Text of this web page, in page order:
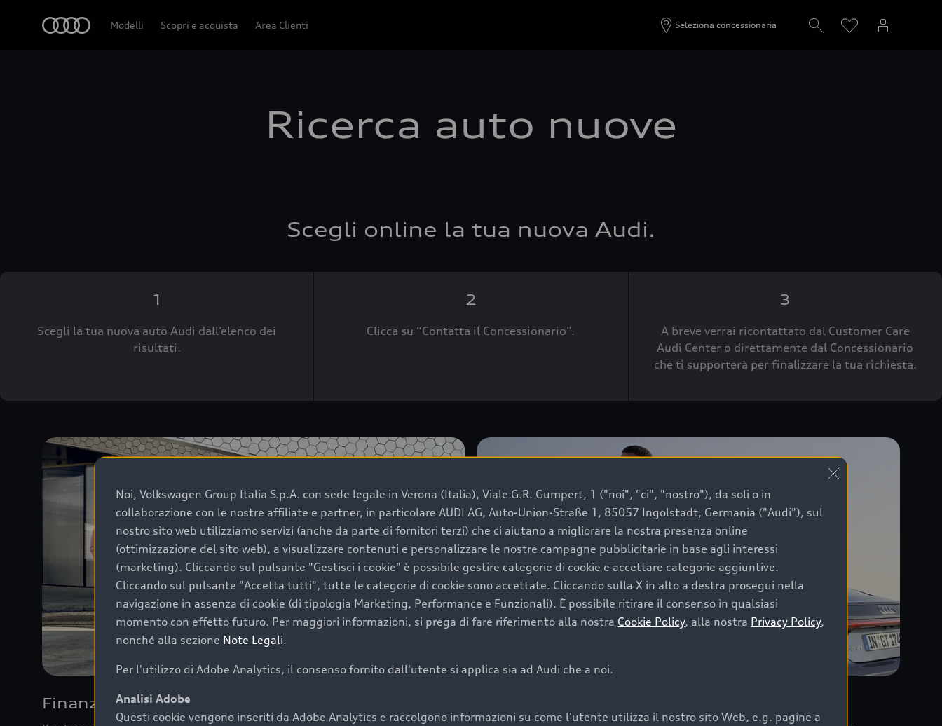
Modelli Scopri e acquista Area Clienti Seleziona concessionaria
Ricerca auto nuove
Scegli online la tua nuova Audi.
1
Scegli la tua nuova auto Audi dall’elenco dei
risultati.
2
Clicca su “Contatta il Concessionario”.
3
A breve verrai ricontattato dal Customer Care
Audi Center o direttamente dal Concessionario
che ti supporterà per finalizzare la tua richiesta.
Finanziare la tua Audi
Noi, Volkswagen Group Italia S.p.A. con sede legale in Verona (Italia), Viale G.R. Gumpert, 1 ("noi", "ci", "nostro"), da soli o in
collaborazione con le nostre affiliate e partner, in particolare AUDI AG, Auto-Union-Straße 1, 85057 Ingolstadt, Germania ("Audi"), sul
nostro sito web utilizziamo servizi (anche da parte di fornitori terzi) che ci aiutano a migliorare la nostra presenza online
(ottimizzazione del sito web), a visualizzare contenuti e personalizzare le nostre campagne pubblicitarie in base agli interessi
(marketing). Cliccando sul pulsante "Gestisci i cookie" è possibile gestire categorie di cookie e accettare categorie aggiuntive.
Cliccando sul pulsante "Accetta tutti", tutte le categorie di cookie sono accettate. Cliccando sulla X in alto a destra prosegui nella
navigazione in assenza di cookie (di tipologia Marketing, Performance e Funzionali). È possibile ritirare il consenso in qualsiasi
momento con effetto futuro. Per maggiori informazioni, si prega di fare riferimento alla nostra Cookie Policy, alla nostra Privacy Policy,
nonché alla sezione Note Legali.
Per l'utilizzo di Adobe Analytics, il consenso fornito dall'utente si applica sia ad Audi che a noi.
Analisi Adobe
Questi cookie vengono inseriti da Adobe Analytics e raccolgono informazioni su come l'utente utilizza il nostro sito Web, e.g. pagine a